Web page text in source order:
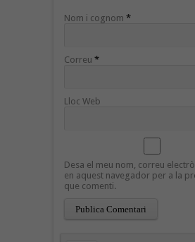
Nom i cognom *
Correu *
Lloc Web
Desa el meu nom, correu
en aquest navegador per a la
que comenti.